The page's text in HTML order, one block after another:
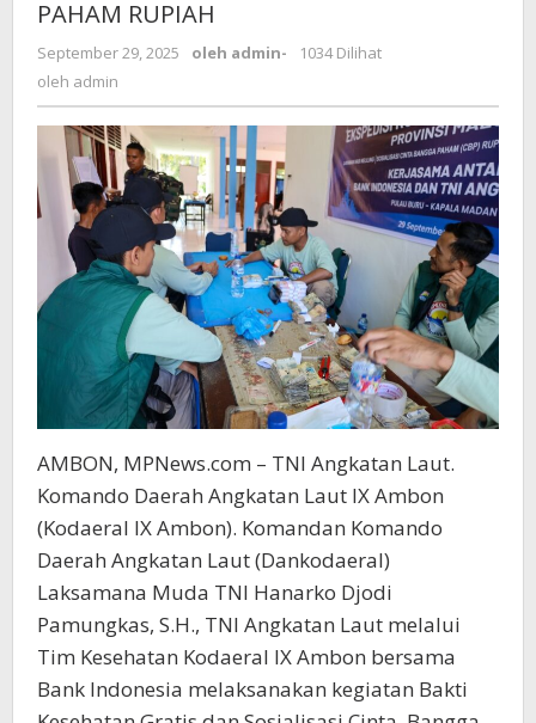
PAHAM RUPIAH
September 29, 2025 oleh admin-
1034 Dilihat
oleh admin
AMBON, MPNews.com – TNI Angkatan Laut.
Komando Daerah Angkatan Laut IX Ambon
(Kodaeral IX Ambon). Komandan Komando
Daerah Angkatan Laut (Dankodaeral)
Laksamana Muda TNI Hanarko Djodi
Pamungkas, S.H., TNI Angkatan Laut melalui
Tim Kesehatan Kodaeral IX Ambon bersama
Bank Indonesia melaksanakan kegiatan Bakti